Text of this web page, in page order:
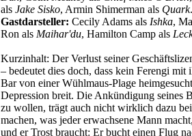
als Jake Sisko, Armin Shimerman als Quark.
Gastdarsteller: Cecily Adams als Ishka,
Ron als Maihar'du, Hamilton Camp als
Kurzinhalt: Der Verlust seiner
– bedeutet dies doch, dass kein Ferengi
Bar von einer Wühlmaus-Plage
Depression breit. Die Ankündigung seines
zu wollen, trägt auch nicht wirklich dazu
machen, was jeder erwachsene Mann
und er Trost braucht: Er bucht einen Flug